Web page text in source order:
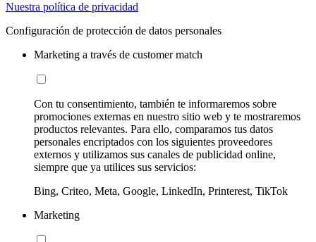
Nuestra política de privacidad
Configuración de protección de datos personales
Marketing a través de customer match
Con tu consentimiento, también te informaremos sobre
promociones externas en nuestro sitio web y te mostraremos
productos relevantes. Para ello, comparamos tus datos
personales encriptados con los siguientes proveedores
externos y utilizamos sus canales de publicidad online,
siempre que ya utilices sus servicios:
Bing, Criteo, Meta, Google, LinkedIn, Printerest, TikTok
Marketing